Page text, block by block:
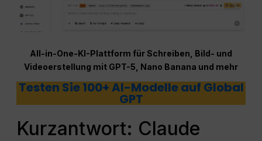
All-in-One-KI-Plattform für Schreiben, Bild- und
Videoerstellung mit GPT-5, Nano Banana und mehr
Testen Sie 100+ AI-Modelle auf Global
GPT
Kurzantwort: Claude